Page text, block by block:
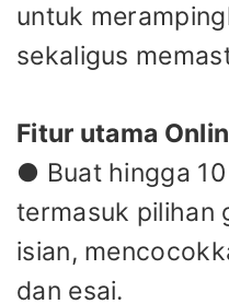
untuk
sekaligus
Fitur utama
● Buat hingga
termasuk pilihan
isian,
dan esai.